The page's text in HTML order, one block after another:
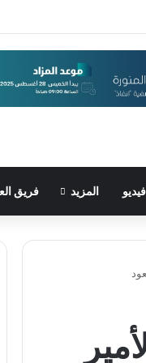
فيديو المزيد فريق